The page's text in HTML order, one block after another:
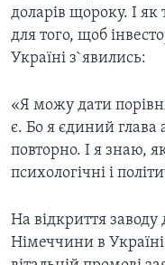
доларів щороку. І
для того, щоб
Україні з`явились:
«Я можу дати
є. Бо я єдиний глава
повторно. І я знаю,
психологічні і
На відкриття
Німеччини в